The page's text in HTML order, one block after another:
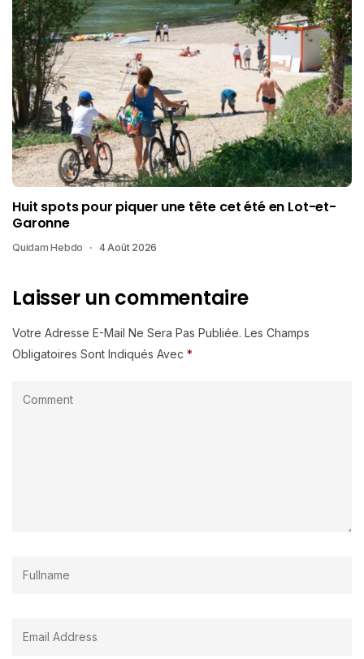
Huit spots pour piquer une tête cet été en Lot-et-
Garonne
Quidam Hebdo 4 Août 2026
Laisser un commentaire
Votre Adresse E-Mail Ne Sera Pas Publiée. Les Champs
Obligatoires Sont Indiqués Avec *